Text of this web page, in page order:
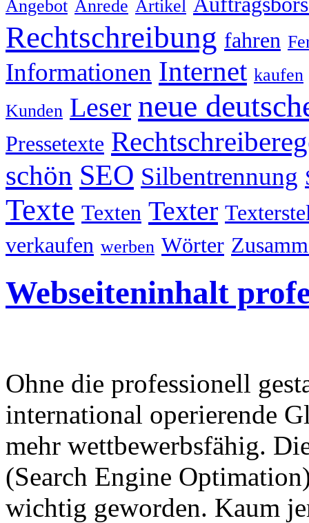
Angebot Anrede Artikel
Rechtschreibung fahren
Informationen Internet kaufen
Kunden Leser neue
Pressetexte
schön SEO Silbentrennung
Texte Texten Texter
verkaufen werben Wörter
Webseiteninhalt
Ohne die professionell
international operierende
mehr wettbewerbsfähig.
(Search Engine
wichtig geworden. Kaum